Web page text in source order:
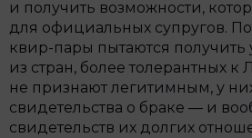
и получить возможности,
для официальных супругов.
квир-пары пытаются
из стран, более толерантных к
не признают легитимным, у
свидетельства о браке — и
свидетельств их долгих